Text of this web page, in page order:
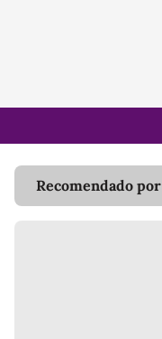
Recomendado